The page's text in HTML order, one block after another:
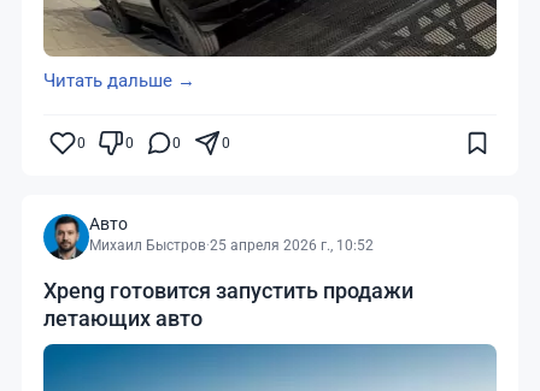
Читать дальше →
0 0 0 0
Авто
Михаил Быстров·25 апреля 2026 г., 10:52
Xpeng готовится запустить продажи
летающих авто